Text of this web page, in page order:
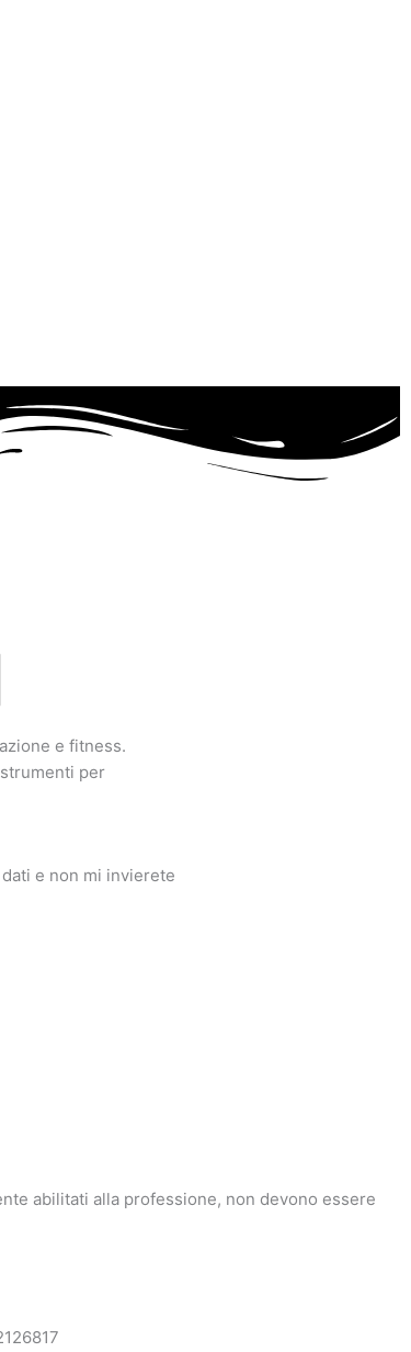
e fitness.
per
e non mi invierete
abilitati alla professione, non devono essere